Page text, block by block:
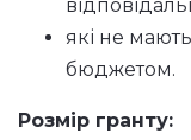
які не
бюджетом.
Розмір гранту: